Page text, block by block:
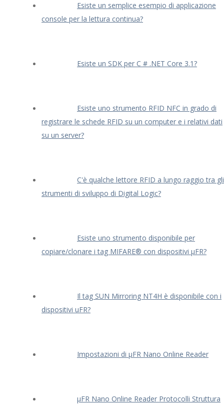
Esiste un semplice esempio di applicazione
console per la lettura continua?
Esiste un SDK per C # .NET Core 3.1?
Esiste uno strumento RFID NFC in grado di
registrare le schede RFID su un computer e i relativi dati
su un server?
C'è qualche lettore RFID a lungo raggio tra gli
strumenti di sviluppo di Digital Logic?
Esiste uno strumento disponibile per
copiare/clonare i tag MIFARE® con dispositivi μFR?
Il tag SUN Mirroring NT4H è disponibile con i
dispositivi uFR?
Impostazioni di μFR Nano Online Reader
μFR Nano Online Reader Protocolli Struttura